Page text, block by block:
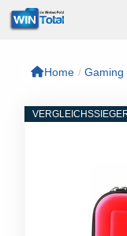
Zum
Inhalt
Home / Gaming